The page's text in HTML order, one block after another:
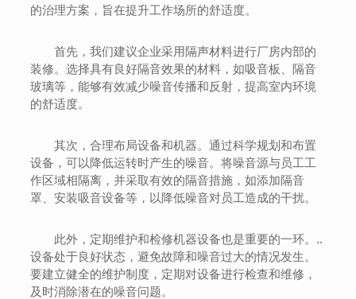
的治理方案，旨在提升工作场所的舒适度。
首先，我们建议企业采用隔声材料进行厂房内部的
装修。选择具有良好隔音效果的材料，如吸音板、隔音
玻璃等，能够有效减少噪音传播和反射，提高室内环境
的舒适度。
其次，合理布局设备和机器。通过科学规划和布置
设备，可以降低运转时产生的噪音。将噪音源与员工工
作区域相隔离，并采取有效的隔音措施，如添加隔音
罩、安装吸音设备等，以降低噪音对员工造成的干扰。
此外，定期维护和检修机器设备也是重要的一环。..
设备处于良好状态，避免故障和噪音过大的情况发生。
要建立健全的维护制度，定期对设备进行检查和维修，
及时消除潜在的噪音问题。